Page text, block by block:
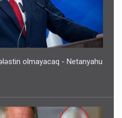
olmayacaq - Netanyahu